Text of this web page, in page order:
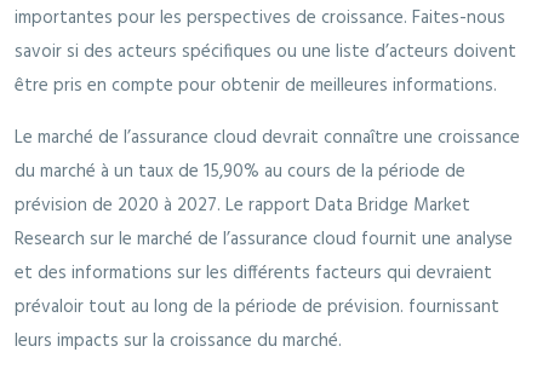
importantes pour les perspectives de croissance. Faites-nous
savoir si des acteurs spécifiques ou une liste d’acteurs doivent
être pris en compte pour obtenir de meilleures informations.
Le marché de l’assurance cloud devrait connaître une croissance
du marché à un taux de 15,90% au cours de la période de
prévision de 2020 à 2027. Le rapport Data Bridge Market
Research sur le marché de l’assurance cloud fournit une analyse
et des informations sur les différents facteurs qui devraient
prévaloir tout au long de la période de prévision. fournissant
leurs impacts sur la croissance du marché.